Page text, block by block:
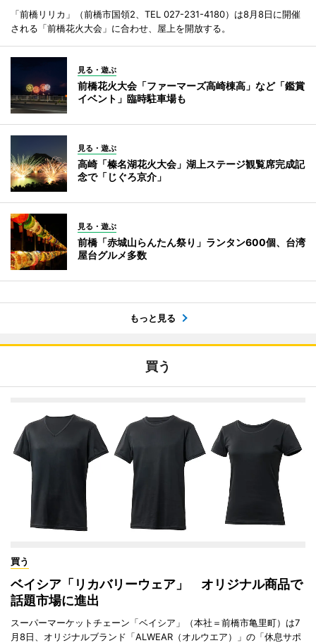
「前橋リリカ」（前橋市国領2、TEL 027-231-4180）は8月8日に開催
される「前橋花火大会」に合わせ、屋上を開放する。
見る・遊ぶ
前橋花火大会「ファーマーズ高崎棟高」など「鑑賞
イベント」臨時駐車場も
見る・遊ぶ
高崎「榛名湖花火大会」湖上ステージ観覧席完成記
念で「じぐろ京介」
見る・遊ぶ
前橋「赤城山らんたん祭り」ランタン600個、台湾
屋台グルメ多数
もっと見る
買う
買う
ベイシア「リカバリーウェア」 オリジナル商品で
話題市場に進出
スーパーマーケットチェーン「ベイシア」（本社＝前橋市亀里町）は7
月8日、オリジナルブランド「ALWEAR（オルウエア）」の「休息サポ